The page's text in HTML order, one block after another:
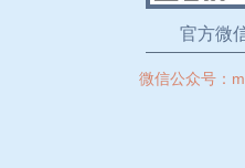
官方微
微信公众号：